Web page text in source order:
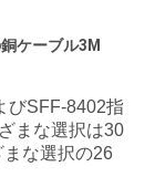
ケーブル3M
びSFF-8402指
まな選択は30
まな選択の26